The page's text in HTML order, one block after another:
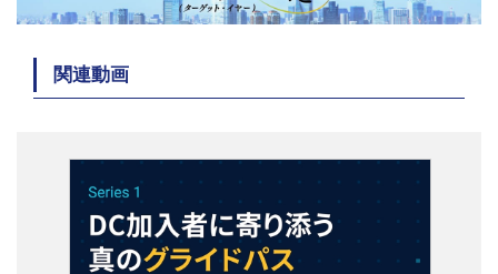
関連動画